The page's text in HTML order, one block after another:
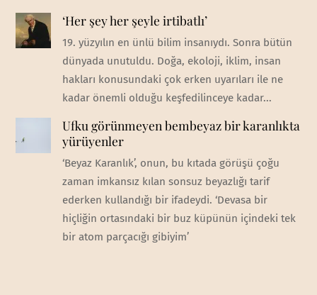
‘Her şey her şeyle irtibatlı’
19. yüzyılın en ünlü bilim insanıydı. Sonra bütün
dünyada unutuldu. Doğa, ekoloji, iklim, insan
hakları konusundaki çok erken uyarıları ile ne
kadar önemli olduğu keşfedilinceye kadar...
Ufku görünmeyen bembeyaz bir karanlıkta
yürüyenler
‘Beyaz Karanlık’, onun, bu kıtada görüşü çoğu
zaman imkansız kılan sonsuz beyazlığı tarif
ederken kullandığı bir ifadeydi. ‘Devasa bir
hiçliğin ortasındaki bir buz küpünün içindeki tek
bir atom parçacığı gibiyim’